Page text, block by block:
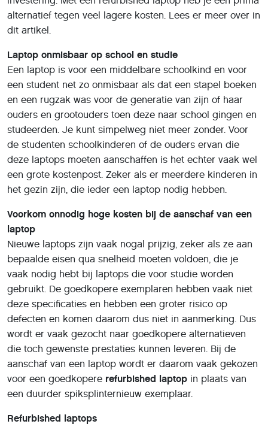
alternatief tegen veel lagere kosten. Lees er meer over in
dit artikel.
Laptop onmisbaar op school en studie
Een laptop is voor een middelbare schoolkind en voor
een student net zo onmisbaar als dat een stapel boeken
en een rugzak was voor de generatie van zijn of haar
ouders en grootouders toen deze naar school gingen en
studeerden. Je kunt simpelweg niet meer zonder. Voor
de studenten schoolkinderen of de ouders ervan die
deze laptops moeten aanschaffen is het echter vaak wel
een grote kostenpost. Zeker als er meerdere kinderen in
het gezin zijn, die ieder een laptop nodig hebben.
Voorkom onnodig hoge kosten bij de aanschaf van een
laptop
Nieuwe laptops zijn vaak nogal prijzig, zeker als ze aan
bepaalde eisen qua snelheid moeten voldoen, die je
vaak nodig hebt bij laptops die voor studie worden
gebruikt. De goedkopere exemplaren hebben vaak niet
deze specificaties en hebben een groter risico op
defecten en komen daarom dus niet in aanmerking. Dus
wordt er vaak gezocht naar goedkopere alternatieven
die toch gewenste prestaties kunnen leveren. Bij de
aanschaf van een laptop wordt er daarom vaak gekozen
voor een goedkopere refurbished laptop in plaats van
een duurder spiksplinternieuw exemplaar.
Refurbished laptops